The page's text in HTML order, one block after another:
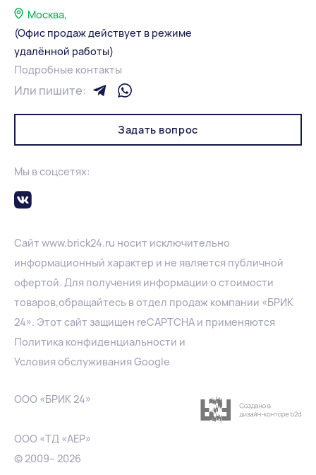
Москва,
(Офис продаж действует в режиме
удалённой работы)
Подробные контакты
Или пишите:
Задать вопрос
Мы в соцсетях:
Сайт www.brick24.ru носит исключительно
информационный характер и не является публичной
офертой. Для получения информации о стоимости
товаров,обращайтесь в отдел продаж компании «БРИК
24». Этот сайт защищен reCAPTCHA и применяются
Политика конфиденциальности и
Условия обслуживания Google
ООО «БРИК 24»
ООО «ТД «АЕР»
© 2009– 2026